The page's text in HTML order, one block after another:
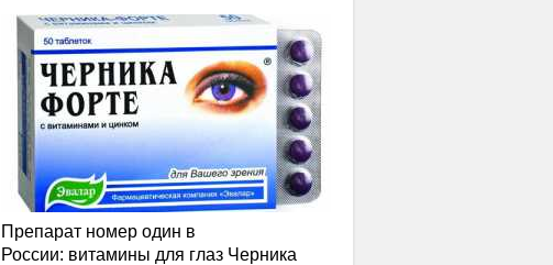
Препарат номер один в
России: витамины для глаз Черника